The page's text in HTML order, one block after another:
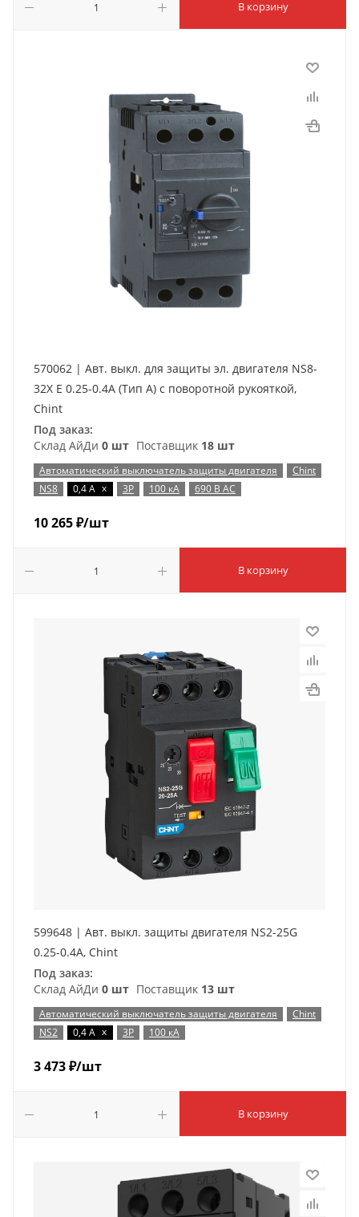
В корзину
570062 | Авт. выкл. для защиты эл. двигателя NS8-
32X E 0.25-0.4A (Тип A) с поворотной рукояткой,
Chint
Под заказ:
Склад АйДи 0 шт Поставщик 18 шт
Автоматический выключатель защиты двигателя
Chint
NS8
0,4 А x 3P 100 кА 690 В AC
10 265₽/шт
В корзину
599648 | Авт. выкл. защиты двигателя NS2-25G
0.25-0.4А, Chint
Под заказ:
Склад АйДи 0 шт Поставщик 13 шт
Автоматический выключатель защиты двигателя
Chint
NS2
0,4 А x 3P 100 кА
3 473₽/шт
В корзину